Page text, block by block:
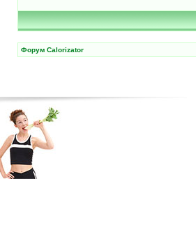
Форум Calorizator